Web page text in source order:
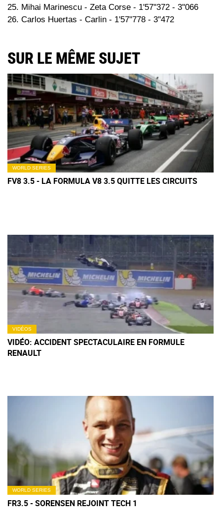
25. Mihai Marinescu - Zeta Corse - 1'57''372 - 3''066
26. Carlos Huertas - Carlin - 1'57''778 - 3''472
SUR LE MÊME SUJET
WORLD SERIES
FV8 3.5 - LA FORMULA V8 3.5 QUITTE LES CIRCUITS
VIDÉOS
VIDÉO: ACCIDENT SPECTACULAIRE EN FORMULE
RENAULT
WORLD SERIES
FR3.5 - SORENSEN REJOINT TECH 1